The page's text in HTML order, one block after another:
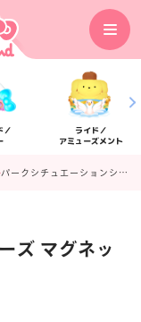
／
ライド／
アミューズメント
ロアマップ
パークシチュエーションシリーズ マグネット(けろけろけろっぴ)
ズ マグネッ